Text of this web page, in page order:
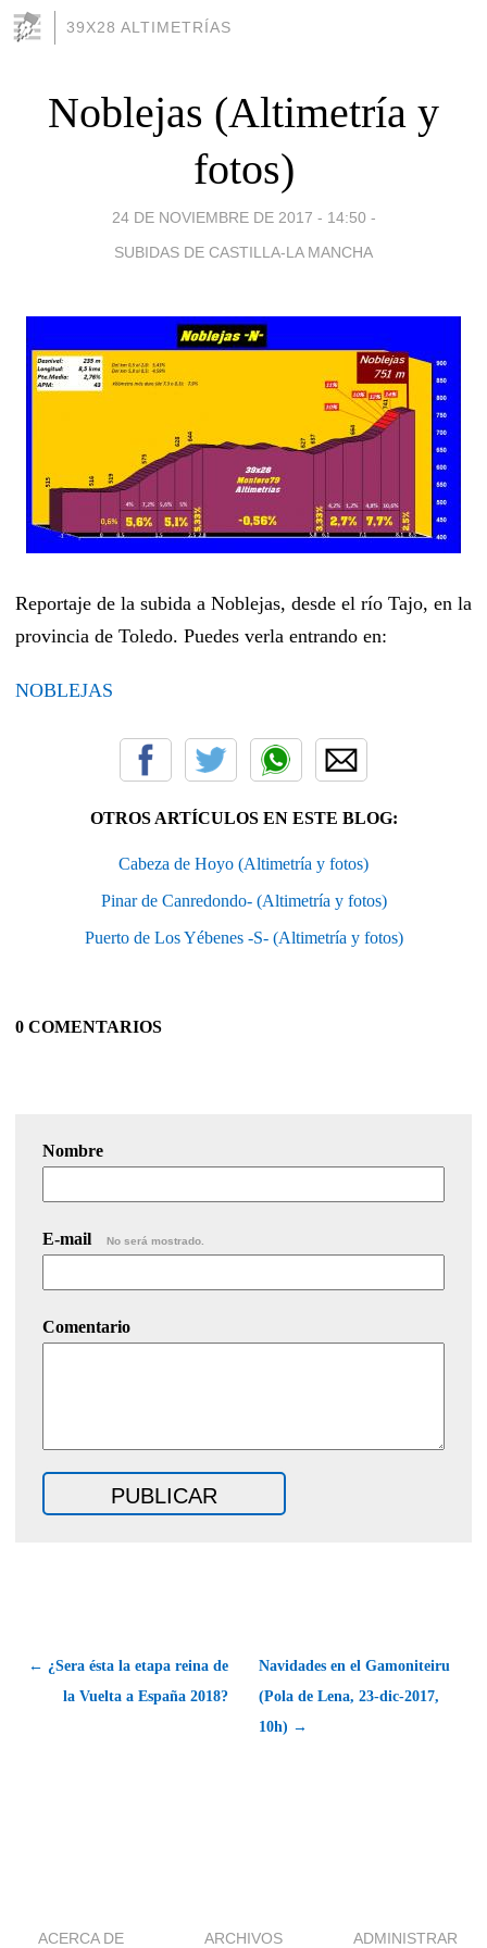
39X28 ALTIMETRÍAS
Noblejas (Altimetría y
fotos)
24 DE NOVIEMBRE DE 2017 - 14:50 -
SUBIDAS DE CASTILLA-LA MANCHA
Reportaje de la subida a Noblejas, desde el río Tajo, en la
provincia de Toledo. Puedes verla entrando en:
NOBLEJAS
OTROS ARTÍCULOS EN ESTE BLOG:
Cabeza de Hoyo (Altimetría y fotos)
Pinar de Canredondo- (Altimetría y fotos)
Puerto de Los Yébenes -S- (Altimetría y fotos)
0 COMENTARIOS
Nombre
E-mail No será mostrado.
Comentario
← ¿Sera ésta la etapa reina de
la Vuelta a España 2018?
Navidades en el Gamoniteiru
(Pola de Lena, 23-dic-2017,
10h) →
ACERCA DE ARCHIVOS ADMINISTRAR